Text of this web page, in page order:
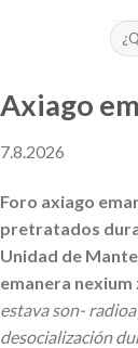
Axiago
7.8.2026
Foro axiago
pretratados
Unidad de
emanera
estava son-
desocialización